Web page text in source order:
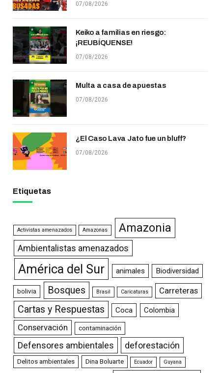
07/08/2026
Keiko a familias en riesgo:
¡REUBÍQUENSE!
07/08/2026
Multa a casa de apuestas
07/08/2026
¿El Caso Lava Jato fue un bluff?
07/08/2026
Etiquetas
Activistas amenazados Amazonas Amazonia
Ambientalistas amenazados
América del Sur animales Biodiversidad
bolivia Bosques Brasil Caricaturas Carreteras
Cartas y Respuestas Coca Colombia
Conservación contaminación
Defensores ambientales deforestación
Delitos ambientales Dina Boluarte Ecuador Guyana